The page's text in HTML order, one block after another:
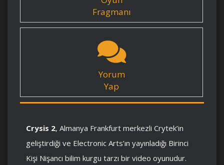
Fragmanı
Yorum
Yap
Crysis 2, Almanya Frankfurt merkezli Crytek’in
geliştirdiği ve Electronic Arts’ın yayınladığı Birinci
Kişi Nişancı bilim kurgu tarzı bir video oyunudur.